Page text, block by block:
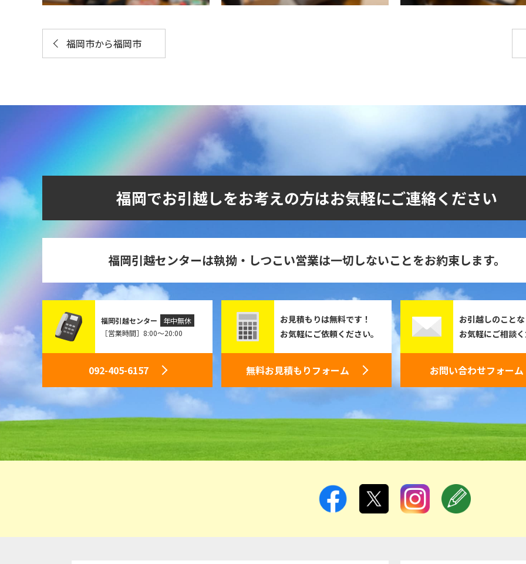
福岡市から福岡市
福岡でお引越しをお考えの方はお気軽にご連絡ください
福岡引越センターは執拗・しつこい営業は一切しないことをお約束します。
福岡引越センター
年中無休
［営業時間］8:00～20:00
092-405-6157
お見積もりは無料です！
お気軽にご依頼ください。
無料お見積もりフォーム
お引越しのこと
お気軽にご相談
お問い合わせフォーム